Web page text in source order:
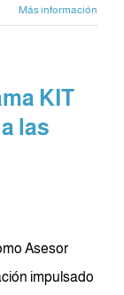
Más información
KIT
las
Asesor
impulsado